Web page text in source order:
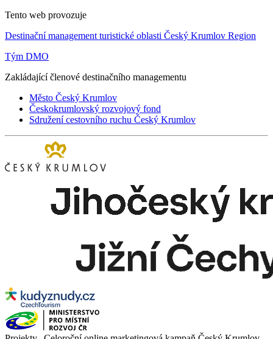
Tento web provozuje
Destinační management turistické oblasti Český Krumlov Region
Tým DMO
Zakládající členové destinačního managementu
Město Český Krumlov
Českokrumlovský rozvojový fond
Sdružení cestovního ruchu Český Krumlov